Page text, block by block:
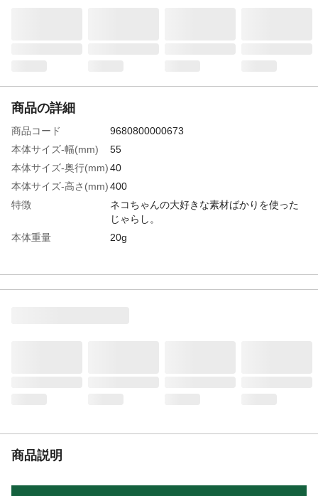
商品の詳細
商品コード
9680800000673
本体サイズ-幅(mm)
55
本体サイズ-奥行(mm)40
本体サイズ-高さ(mm)400
特徴
ネコちゃんの大好きな素材ばかりを使った
じゃらし。
本体重量
20g
メーカー名
ペティオ
商品説明